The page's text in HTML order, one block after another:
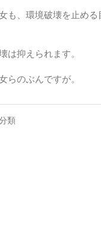
も、環境破壊を止め
は抑えられます。
らのぶんですが。
類